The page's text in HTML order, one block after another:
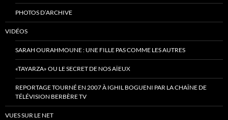
PHOTOS D’ARCHIVE
VIDÉOS
SARAH OURAHMOUNE : UNE FILLE PAS COMME LES AUTRES
«TAYARZA» OU LE SECRET DE NOS AÏEUX
REPORTAGE TOURNÉ EN 2007 À IGHIL BOGUENI PAR LA CHAÎNE DE
TÉLÉVISION BERBÈRE TV
VUES SUR LE NET